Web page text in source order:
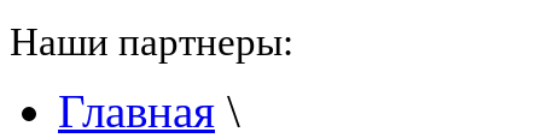
Наши партнеры:
Главная \